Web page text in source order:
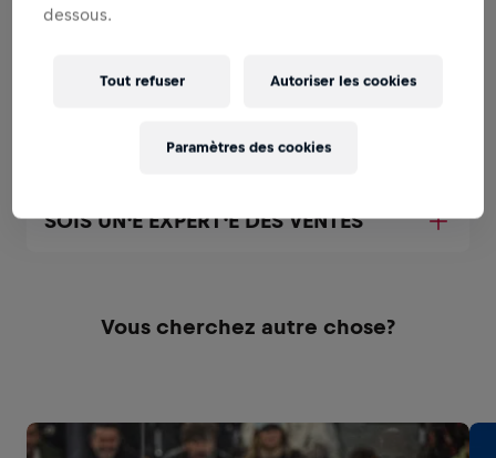
CAMPUS
SOIS UN⸱E AMBASSADEUR⸱RICE DE
SOIS UN⸱E EXPERT⸱E DES VENTES
Vous cherchez autre chose?
dessous.
Tout refuser Autoriser les cookies
Paramètres des cookies